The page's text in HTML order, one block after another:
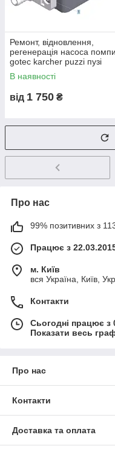
Ремонт, відновлення,
регенерація насоса помпи
gotec karcher puzzi пузі
В наявності
від 1 750 ₴
Про нас
99% позитивних з
Працює з
м. Київ
вся Україна, Київ,
Контакти
Сьогодні працює з
Показати весь
Про нас
Контакти
Доставка та оплата